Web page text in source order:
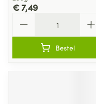
€ 7,49
Bestel